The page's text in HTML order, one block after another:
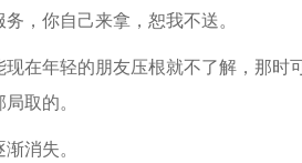
，你自己来拿，恕我不送。
在年轻的朋友压根就不了解，那时
取的。
消失。